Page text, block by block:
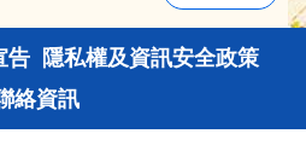
告 隱私權及資訊安全政策
絡資訊